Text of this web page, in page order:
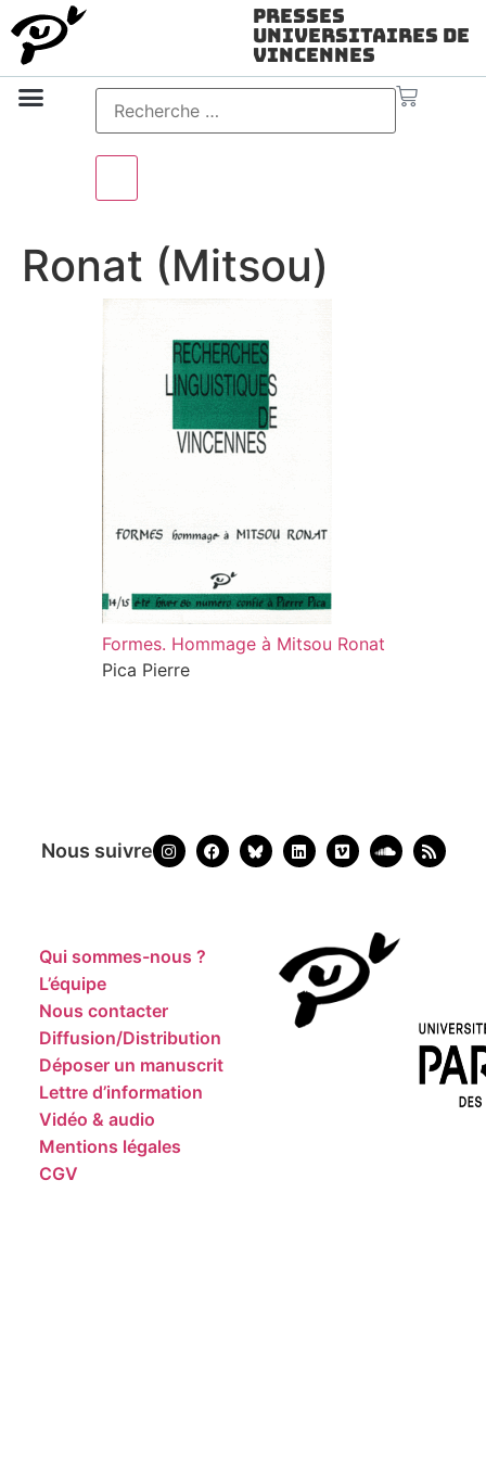
Presses
Universitaires de
Vincennes
Ronat (Mitsou)
Formes. Hommage à Mitsou Ronat
Pica Pierre
Nous suivre
Qui sommes-nous ?
L’équipe
Nous contacter
Diffusion/Distribution
Déposer un manuscrit
Lettre d’information
Vidéo & audio
Mentions légales
CGV